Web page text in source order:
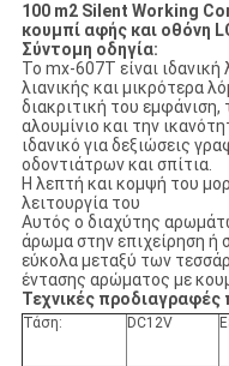
100 m2 Silent Working
κουμπί αφής και οθόνη
Σύντομη οδηγία:
Το mx-607T είναι
λιανικής και μικρότερα
διακριτική του
αλουμίνιο και την
ιδανικό για δεξιώσεις
οδοντιάτρων και σπίτια.
Η λεπτή και κομψή του
λειτουργία του
Αυτός ο διαχύτης
άρωμα στην επιχείρηση ή
εύκολα μεταξύ των
έντασης αρώματος με
Τεχνικές προδιαγραφές
Τάση: DC12V